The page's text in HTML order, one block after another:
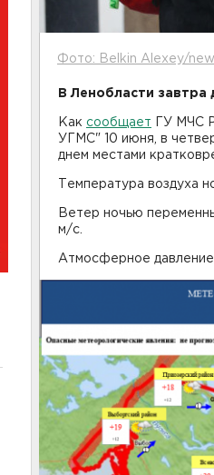
Фото: Belkin Alexey/
В Ленобласти
Как сообщает ГУ МЧС
УГМС" 10 июня, в
днем местами
Температура воздуха
Ветер ночью
м/с.
Атмосферное давление